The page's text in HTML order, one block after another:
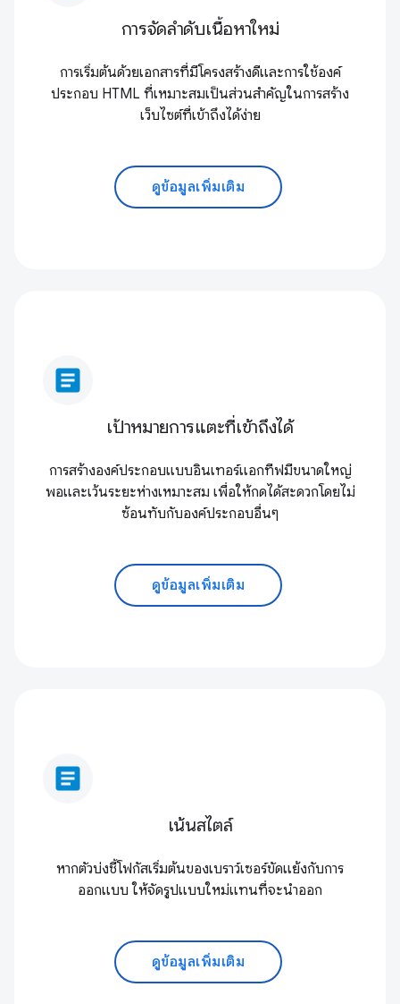
การจัดลําดับเนื้อหาใหม่
การเริ่มต้นด้วยเอกสารที่มีโครงสร้างดีและการใช้องค์
ประกอบ HTML ที่เหมาะสมเป็นส่วนสำคัญในการสร้าง
เว็บไซต์ที่เข้าถึงได้ง่าย
ดูข้อมูลเพิ่มเติม
article
เป้าหมายการแตะที่เข้าถึงได้
การสร้างองค์ประกอบแบบอินเทอร์แอกทีฟมีขนาดใหญ่
พอและเว้นระยะห่างเหมาะสม เพื่อให้กดได้สะดวกโดยไม่
ซ้อนทับกับองค์ประกอบอื่นๆ
ดูข้อมูลเพิ่มเติม
article
เน้นสไตล์
หากตัวบ่งชี้โฟกัสเริ่มต้นของเบราว์เซอร์ขัดแย้งกับการ
ออกแบบ ให้จัดรูปแบบใหม่แทนที่จะนำออก
ดูข้อมูลเพิ่มเติม